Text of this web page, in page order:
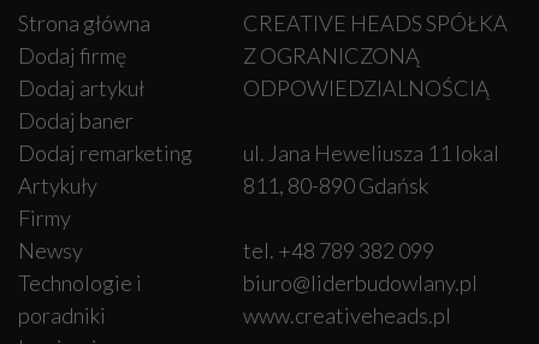
Strona główna
Dodaj firmę
Dodaj artykuł
Dodaj baner
Dodaj remarketing
Artykuły
Firmy
Newsy
Technologie i
poradniki
CREATIVE HEADS SPÓŁKA
Z OGRANICZONĄ
ODPOWIEDZIALNOŚCIĄ
ul. Jana Heweliusza 11 lokal
811, 80-890 Gdańsk
tel. +48 789 382 099
biuro@liderbudowlany.pl
www.creativeheads.pl